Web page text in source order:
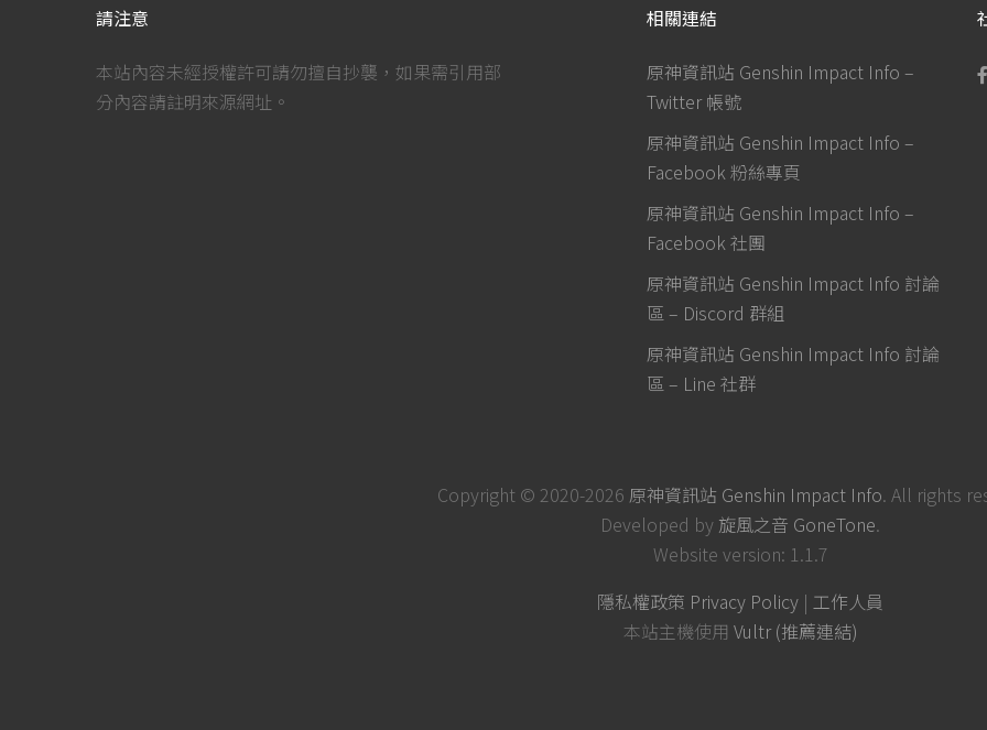
請注意
本站內容未經授權許可請勿擅自抄襲，如果需引用部
分內容請註明來源網址。
相關連結
原神資訊站 Genshin Impact Info –
Twitter 帳號
原神資訊站 Genshin Impact Info –
Facebook 粉絲專頁
原神資訊站 Genshin Impact Info –
Facebook 社團
原神資訊站 Genshin Impact Info 討論
區 – Discord 群組
原神資訊站 Genshin Impact Info 討論
區 – Line 社群
Copyright © 2020-2026 原神資訊站 Genshin Impact Info. All rights
Developed by 旋風之音 GoneTone.
Website version: 1.1.7
隱私權政策 Privacy Policy | 工作人員
本站主機使用 Vultr (推薦連結)